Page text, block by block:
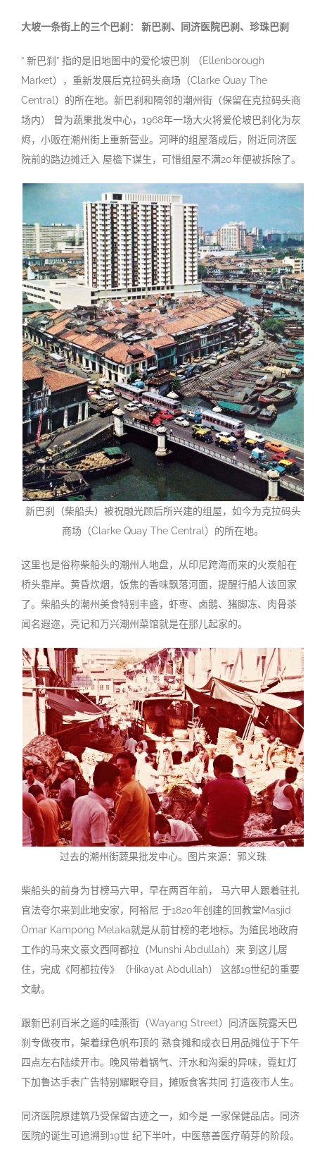
大坡一条街上的三个巴刹： 新巴刹、同济医院巴刹、珍珠巴刹
“ 新巴刹” 指的是旧地图中的爱伦坡巴刹 （Ellenborough
Market），重新发展后克拉码头商场（Clarke Quay The
Central）的所在地。新巴刹和隔邻的潮州街（保留在克拉码头商
场内） 曾为蔬果批发中心，1968年一场大火将爱伦坡巴刹化为灰
烬，小贩在潮州街上重新营业。河畔的组屋落成后，附近同济医
院前的路边摊迁入 屋檐下谋生，可惜组屋不满20年便被拆除了。
新巴刹（柴船头）被祝融光顾后所兴建的组屋，如今为克拉码头
商场（Clarke Quay The Central）的所在地。
这里也是俗称柴船头的潮州人地盘，从印尼跨海而来的火炭船在
桥头靠岸。黄昏炊烟，饭焦的香味飘落河面，提醒行船人该回家
了。柴船头的潮州美食特别丰盛，虾枣、卤鹅、猪脚冻、肉骨茶
闻名遐迩，亮记和万兴潮州菜馆就是在那儿起家的。
过去的潮州街蔬果批发中心。图片来源：郭义珠
柴船头的前身为甘榜马六甲，早在两百年前， 马六甲人跟着驻扎
官法夸尔来到此地安家，阿裕尼 于1820年创建的回教堂Masjid
Omar Kampong Melaka就是从前甘榜的老地标。为殖民地政府
工作的马来文豪文西阿都拉（Munshi Abdullah）来 到这儿居
住，完成《阿都拉传》（Hikayat Abdullah） 这部19世纪的重要
文献。
跟新巴刹百米之遥的哇燕街（Wayang Street）
同济医院露天巴
刹专做夜市，架着绿色帆布顶的 熟食摊和成衣日用品摊位于下午
四点左右陆续开市。晚风带着锅气、汗水和沟渠的异味，霓虹灯
下加鲁达手表广告特别耀眼夺目，摊贩食客共同 打造夜市人生。
同济医院原建筑乃受保留古迹之一，如今是 一家保健品店。同济
医院的诞生可追溯到19世 纪下半叶，中医慈善医疗萌芽的阶段。